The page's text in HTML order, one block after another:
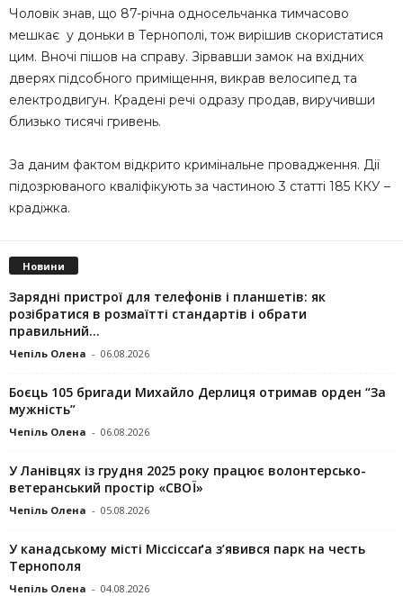
Чоловік знав, що 87-річна односельчанка тимчасово
мешкає у доньки в Тернополі, тож вирішив скористатися
цим. Вночі пішов на справу. Зірвавши замок на вхідних
дверях підсобного приміщення, викрав велосипед та
електродвигун. Крадені речі одразу продав, виручивши
близько тисячі гривень.
За даним фактом відкрито кримінальне провадження. Дії
підозрюваного кваліфікують за частиною 3 статті 185 ККУ –
крадіжка.
Новини
Зарядні пристрої для телефонів і планшетів: як
розібратися в розмаїтті стандартів і обрати
правильний...
Чепіль Олена - 06.08.2026
Боєць 105 бригади Михайло Дерлиця отримав орден “За
мужність”
Чепіль Олена - 06.08.2026
У Ланівцях із грудня 2025 року працює волонтерсько-
ветеранський простір «СВОЇ»
Чепіль Олена - 05.08.2026
У канадському місті Міссіссаґа з’явився парк на честь
Тернополя
Чепіль Олена - 04.08.2026